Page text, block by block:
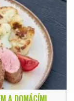
A DOMÁCÍMI